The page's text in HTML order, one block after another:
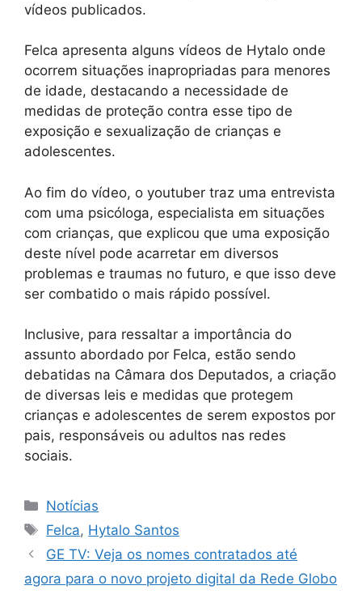
vídeos publicados.
Felca apresenta alguns vídeos de Hytalo onde
ocorrem situações inapropriadas para menores
de idade, destacando a necessidade de
medidas de proteção contra esse tipo de
exposição e sexualização de crianças e
adolescentes.
Ao fim do vídeo, o youtuber traz uma entrevista
com uma psicóloga, especialista em situações
com crianças, que explicou que uma exposição
deste nível pode acarretar em diversos
problemas e traumas no futuro, e que isso deve
ser combatido o mais rápido possível.
Inclusive, para ressaltar a importância do
assunto abordado por Felca, estão sendo
debatidas na Câmara dos Deputados, a criação
de diversas leis e medidas que protegem
crianças e adolescentes de serem expostos por
pais, responsáveis ou adultos nas redes
sociais.
Categorias
Notícias
Tags
Felca, Hytalo Santos
GE TV: Veja os nomes contratados até
agora para o novo projeto digital da Rede Globo